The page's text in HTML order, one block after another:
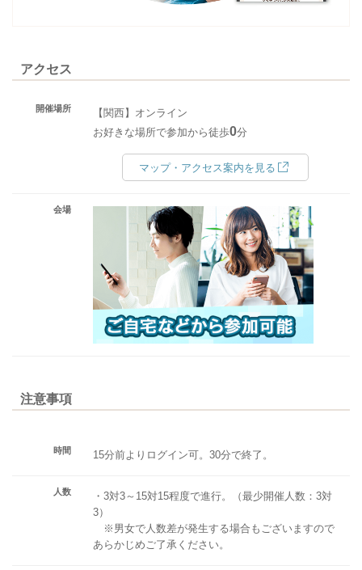
アクセス
開催場所
【関西】オンライン
お好きな場所で参加から徒歩0分
マップ・アクセス案内を見る
会場
注意事項
時間 15分前よりログイン可。30分で終了。
人数
・3対3～15対15程度で進行。（最少開催人数：3対
3）
※男女で人数差が発生する場合もございますので
あらかじめご了承ください。